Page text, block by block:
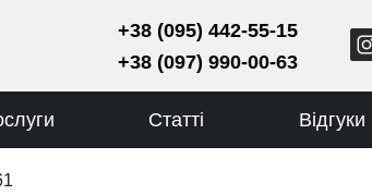
+38 (095) 442-55-15
+38 (097) 990-00-63
Статті Відгуки